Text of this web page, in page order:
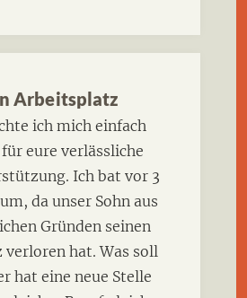
Arbeitsplatz
ich mich einfach
eure verlässliche
Ich bat vor 3
da unser Sohn aus
Gründen seinen
hat. Was soll
hat eine neue Stelle